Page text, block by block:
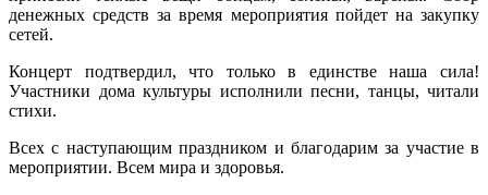
денежных средств за время мероприятия пойдет на закупку
сетей.
Концерт подтвердил, что только в единстве наша сила!
Участники дома культуры исполнили песни, танцы, читали
стихи.
Всех с наступающим праздником и благодарим за участие в
мероприятии. Всем мира и здоровья.